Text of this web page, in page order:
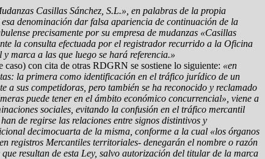
Casillas Sánchez, S.L.», en palabras de la propia
denominación dar falsa apariencia de continuación de la
precisamente por su empresa de mudanzas «Casillas
la consulta efectuada por el registrador recurrido a la Oficina
marca a las que luego se hará referencia.»
con cita de otras RDGRN se sostiene lo siguiente: «en
la primera como identificación en el tráfico jurídico de un
a sus competidoras, pero también se ha reconocido y reclamado
puede tener en el ámbito económico concurrencial», viene a
sociales, evitando la confusión en el tráfico mercantil
de regirse las relaciones entre signos distintivos y
decimocuarta de la misma, conforme a la cual «los órganos
registros Mercantiles territoriales- denegarán el nombre o razón
resultan de esta Ley, salvo autorización del titular de la marca